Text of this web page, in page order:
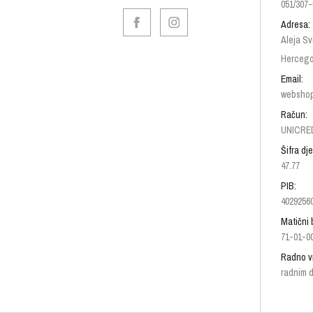
051/
Adresa:
Aleja
Email:
Račun:
Šifra
47.77
PIB:
Matični
71-01-
Radno
radnim